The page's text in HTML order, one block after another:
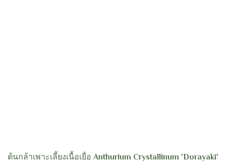
ต้นกล้าเพาะเลี้ยงเนื้อเยื่อ Anthurium Crystallinum 'Dorayaki'